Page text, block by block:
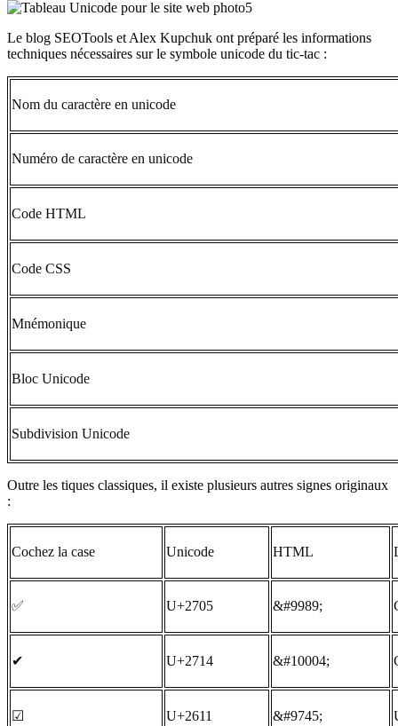
Le blog SEOTools et Alex Kupchuk ont préparé les informations
techniques nécessaires sur le symbole unicode du tic-tac :
Nom du caractère en unicode
Numéro de caractère en unicode
Code HTML
Code CSS
Mnémonique
Bloc Unicode
Subdivision Unicode
Outre les tiques classiques, il existe plusieurs autres signes originaux
:
Cochez la case Unicode HTML
✅ U+2705 &#9989;
✔ U+2714 &#10004;
☑ U+2611 &#9745;